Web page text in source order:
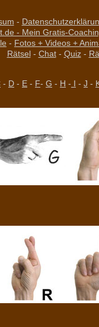
-
- Mein Gratis-
- Fotos + Videos +
Rätsel- Chat- Quiz-
- D - E - F- G - H - I - J -